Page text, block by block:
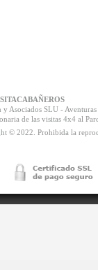
y Asociados SLU -
de las visitas 4x4 al
© 2022. Prohibida la